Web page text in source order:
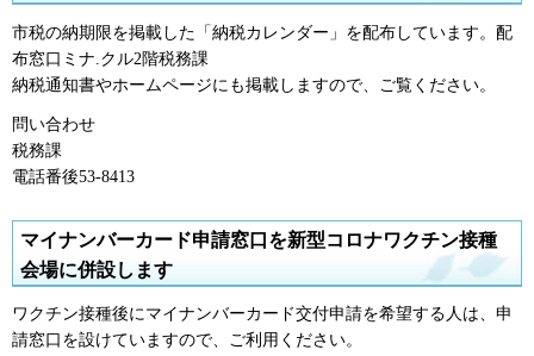
市税の納期限を掲載した「納税カレンダー」を配布しています。配
布窓口ミナ.クル2階税務課
納税通知書やホームページにも掲載しますので、ご覧ください。
問い合わせ
税務課
電話番後53-8413
マイナンバーカード申請窓口を新型コロナワクチン接種
会場に併設します
ワクチン接種後にマイナンバーカード交付申請を希望する人は、申
請窓口を設けていますので、ご利用ください。